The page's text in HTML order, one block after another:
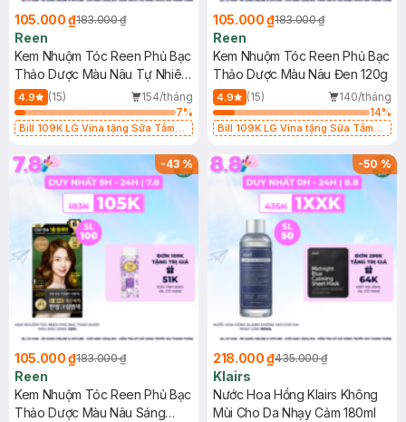
105.000 ₫183.000 ₫
Reen
Kem Nhuộm Tóc Reen Phủ Bạc
Thảo Dược Màu Nâu Tự Nhiên
120g
4.9 (15)
154/tháng
7%
Bill 109K LG Vina tặng Sữa Tắm
(SL có hạn)
105.000 ₫183.000 ₫
Reen
Kem Nhuộm Tóc Reen Phủ Bạc
Thảo Dược Màu Nâu Đen 120g
4.9 (15)
140/tháng
14%
Bill 109K LG Vina tặng Sữa Tắm
(SL có hạn)
-43%
105.000 ₫183.000 ₫
Reen
Kem Nhuộm Tóc Reen Phủ Bạc
Thảo Dược Màu Nâu Sáng
-50%
218.000 ₫435.000 ₫
Klairs
Nước Hoa Hồng Klairs Không
Mùi Cho Da Nhạy Cảm 180ml